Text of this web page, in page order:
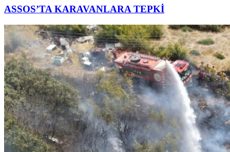
ASSOS’TA KARAVANLARA TEPKİ